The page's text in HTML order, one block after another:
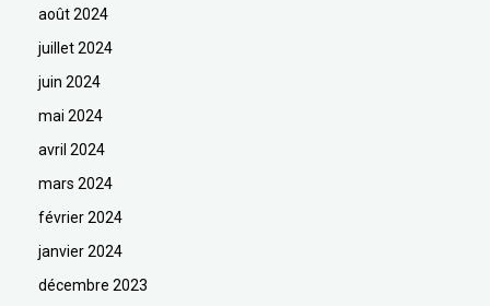
août 2024
juillet 2024
juin 2024
mai 2024
avril 2024
mars 2024
février 2024
janvier 2024
décembre 2023